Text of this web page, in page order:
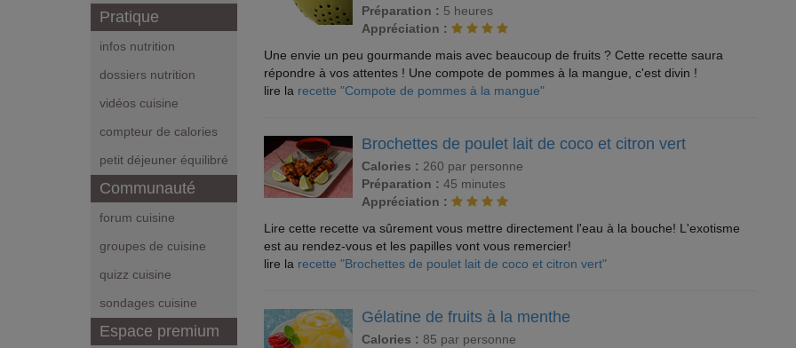
Pratique
infos nutrition
dossiers nutrition
vidéos cuisine
compteur de calories
petit déjeuner équilibré
Communauté
forum cuisine
groupes de cuisine
quizz cuisine
sondages cuisine
Espace premium
Préparation : 5 heures
Appréciation :
Une envie un peu gourmande mais avec beaucoup de fruits ? Cette recette saura
répondre à vos attentes ! Une compote de pommes à la mangue, c'est divin !
lire la recette "Compote de pommes à la mangue"
Brochettes de poulet lait de coco et citron vert
Calories : 260 par personne
Préparation : 45 minutes
Appréciation :
Lire cette recette va sûrement vous mettre directement l'eau à la bouche! L'exotisme
est au rendez-vous et les papilles vont vous remercier!
lire la recette "Brochettes de poulet lait de coco et citron vert"
Gélatine de fruits à la menthe
Calories : 85 par personne